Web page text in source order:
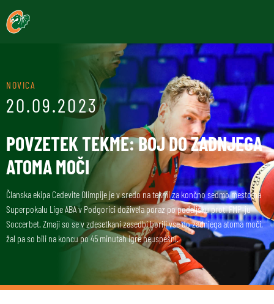
NOVICA
20.09.2023
POVZETEK TEKME: BOJ DO ZADNJEGA
ATOMA MOČI
Članska ekipa Cedevite Olimpije je v sredo na tekmi za končno sedmo mesto na
Superpokalu Lige ABA v Podgorici doživela poraz po podaljšku proti FMP-ju
Soccerbet. Zmaji so se v zdesetkani zasedbi borili vse do zadnjega atoma moči,
žal pa so bili na koncu po 45 minutah igre neuspešni.